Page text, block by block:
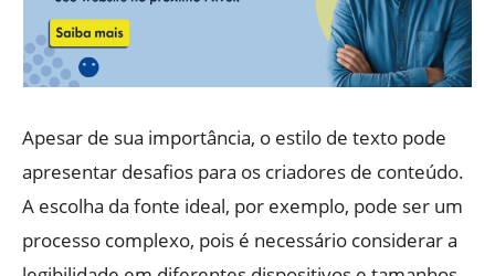
Apesar de sua importância, o estilo de texto pode
apresentar desafios para os criadores de conteúdo.
A escolha da fonte ideal, por exemplo, pode ser um
processo complexo, pois é necessário considerar a